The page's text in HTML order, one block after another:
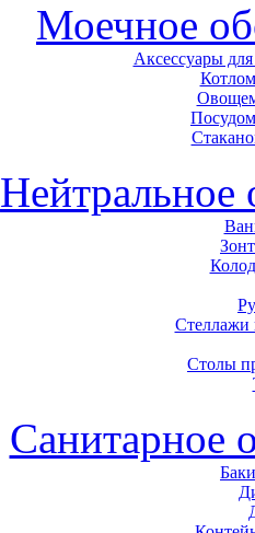
Моечное
Аксессуары
Нейтральное
Стеллажи
Столы
Санитарное